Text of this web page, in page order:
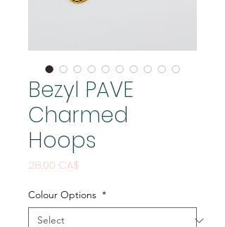
Bezyl PAVE
Charmed
Hoops
28,00 CA$
Colour Options *